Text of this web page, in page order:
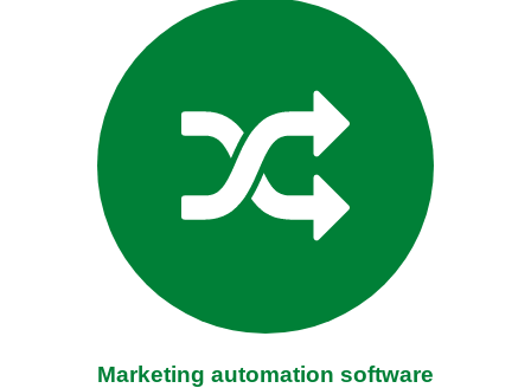
Marketing automation software